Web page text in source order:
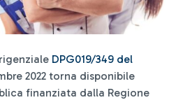
DPG019/349 del
2022 torna disponibile
finanziata dalla Regione